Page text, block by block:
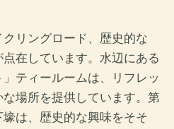
リングロード、歴史的な
在しています。水辺にある
」ティールームは、リフレッ
場所を提供しています。第
は、歴史的な興味をそそ